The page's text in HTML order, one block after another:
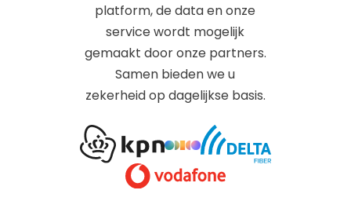
platform, de data en onze
service wordt mogelijk
gemaakt door onze partners.
Samen bieden we u
zekerheid op dagelijkse basis.